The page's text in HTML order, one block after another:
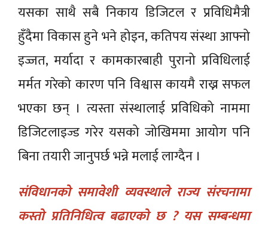
यसका साथै सबै निकाय डिजिटल र प्रविधिमैत्री
हुँदैमा विकास हुने भने होइन, कतिपय संस्था आफ्नो
इज्जत, मर्यादा र कामकारबाही पुरानो प्रविधिलाई
मर्मत गरेको कारण पनि विश्वास कायमै राख्न सफल
भएका छन् । त्यस्ता संस्थालाई प्रविधिको नाममा
डिजिटलाइज्ड गरेर यसको जोखिममा आयोग पनि
बिना तयारी जानुपर्छ भन्ने मलाई लाग्दैन ।
संविधानको समावेशी व्यवस्थाले राज्य संरचनामा
कस्तो प्रतिनिधित्व बढाएको छ ? यस सम्बन्धमा